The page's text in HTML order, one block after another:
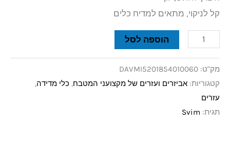
קל לניקוי, מתאים למדיח כלים
הוספה לסל
מק"ט: DAVMI5201854010060
קטגוריות: אביזרים ועזרים של מקצועני המטבח, כלי מדידה,
עזרים
תגית: Svim